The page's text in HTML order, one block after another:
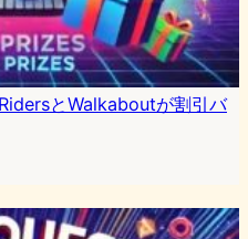
とWalkaboutが割引バ